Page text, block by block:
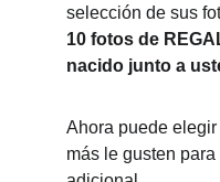
selección de sus
10 fotos de
nacido junto a
Ahora puede elegir
más le gusten